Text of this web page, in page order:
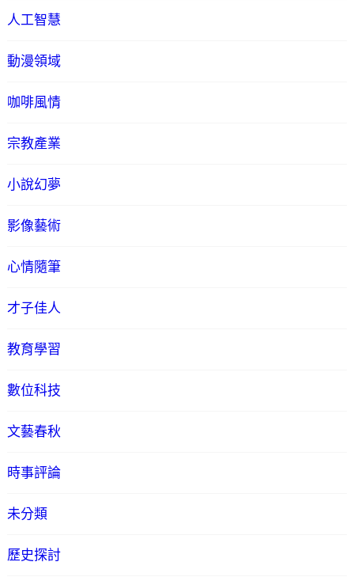
人工智慧
動漫領域
咖啡風情
宗教產業
小說幻夢
影像藝術
心情隨筆
才子佳人
教育學習
數位科技
文藝春秋
時事評論
未分類
歷史探討